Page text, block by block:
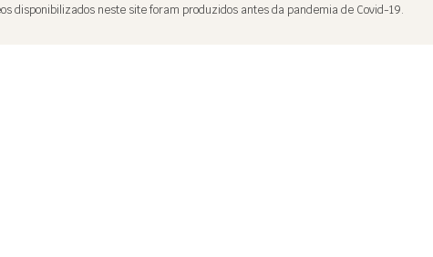
disponibilizados neste site foram produzidos antes da pandemia de Covid-19.